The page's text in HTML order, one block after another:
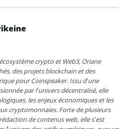
crypto et Web3, Oriane
des projets blockchain et des
pour Coinspeaker. Issu d’une
par l’univers décentralisé, elle
les enjeux économiques et les
cryptomonnaies. Forte de plusieurs
de contenus web, elle s’est